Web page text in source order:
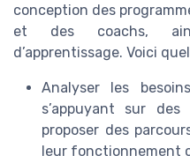
conception des
et des coachs,
d’apprentissage. Voici
Analyser les
s’appuyant sur
proposer des
leur fonctionnement